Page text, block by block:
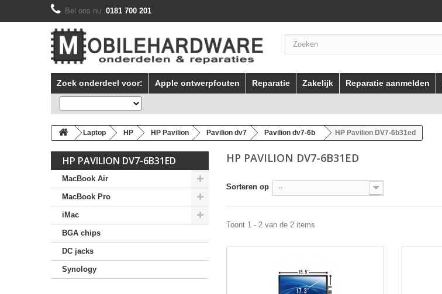
Bel ons nu: 0181 700 201
Zoek onderdeel voor: Apple ontwerpfouten Reparatie Zakelijk Reparatie aanmelden
Laptop HP HP Pavilion Pavilion dv7 Pavilion dv7-6b HP Pavilion DV7-6b31ed
HP PAVILION DV7-6B31ED
MacBook Air
MacBook Pro
iMac
BGA chips
DC jacks
Synology
HP PAVILION DV7-6B31ED
Sorteren op --
Toont 1 - 2 van de 2 items